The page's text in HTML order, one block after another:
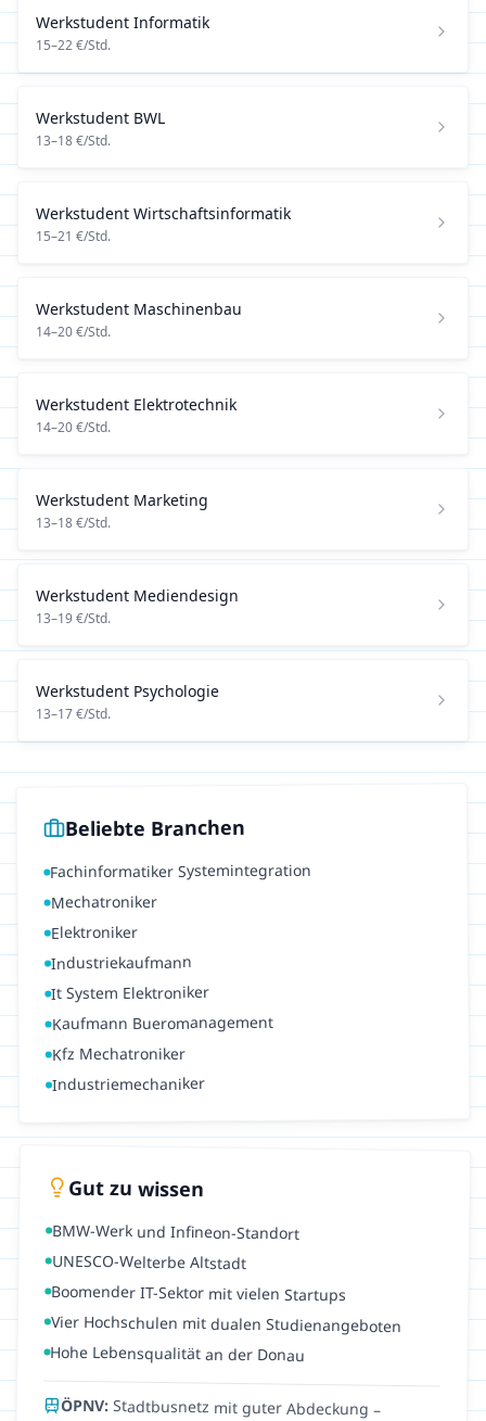
Werkstudent Informatik
15–22€/Std.
Werkstudent BWL
13–18€/Std.
Werkstudent Wirtschaftsinformatik
15–21 €/Std.
Werkstudent Maschinenbau
14–20€/Std.
Werkstudent Elektrotechnik
14–20€/Std.
Werkstudent Marketing
13–18€/Std.
Werkstudent Mediendesign
13–19€/Std.
Werkstudent Psychologie
13–17€/Std.
Beliebte Branchen
Fachinformatiker Systemintegration
Mechatroniker
Elektroniker
Industriekaufmann
It System Elektroniker
Kaufmann Bueromanagement
Kfz Mechatroniker
Industriemechaniker
Gut zu wissen
BMW-Werk und Infineon-Standort
UNESCO-Welterbe Altstadt
Boomender IT-Sektor mit vielen Startups
Vier Hochschulen mit dualen Studienangeboten
Hohe Lebensqualität an der Donau
ÖPNV: Stadtbusnetz mit guter Abdeckung –
Regionalbahnen verbinden Regensburg mit